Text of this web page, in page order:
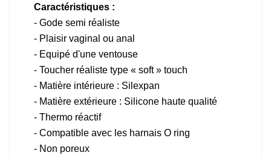
Caractéristiques :
- Gode semi réaliste
- Plaisir vaginal ou anal
- Equipé d'une ventouse
- Toucher réaliste type « soft » touch
- Matière intérieure : Silexpan
- Matière extérieure : Silicone haute qualité
- Thermo réactif
- Compatible avec les harnais O ring
- Non poreux